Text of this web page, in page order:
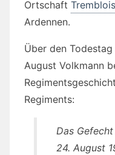
Ortschaft
Ardennen.
Über den
August Volkmann
Regiments:
Das
24. August